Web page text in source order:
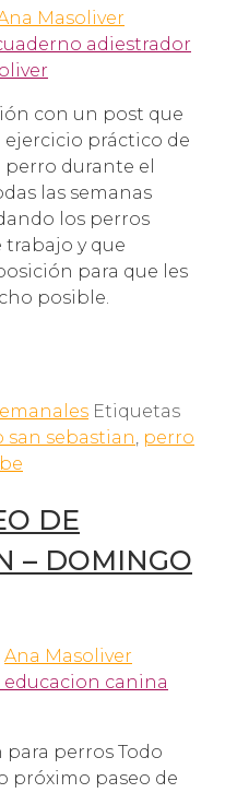
Masoliver
con un post que
ejercicio práctico de
durante el
las semanas
los perros
trabajo y que
para que les
posible.
Etiquetas
san sebastian, perro
DE
– DOMINGO
Ana Masoliver
para perros Todo
próximo paseo de